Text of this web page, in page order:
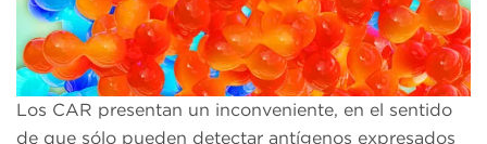
Los CAR presentan un inconveniente, en el sentido
de que sólo pueden detectar antígenos expresados